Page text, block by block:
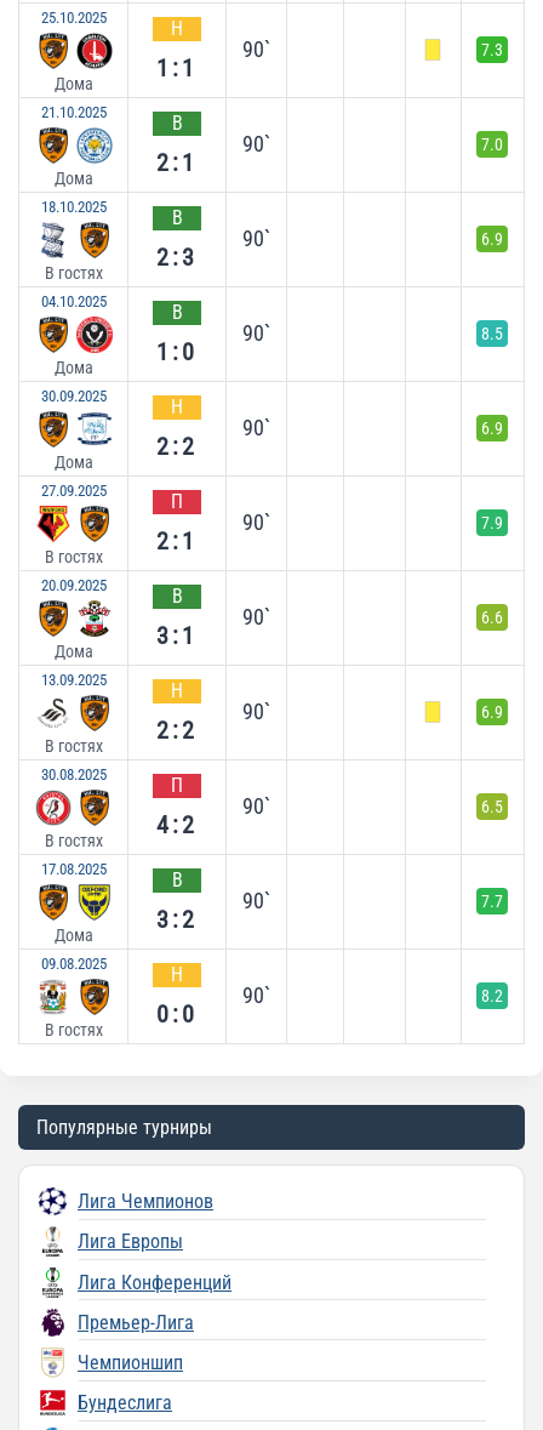
25.10.2025
Дома
Н
1:1
90` 7.3
21.10.2025
Дома
В
2:1
90` 7.0
18.10.2025
В гостях
В
2:3
90` 6.9
04.10.2025
Дома
В
1:0
90` 8.5
30.09.2025
Дома
Н
2:2
90` 6.9
27.09.2025
В гостях
П
2:1
90` 7.9
20.09.2025
Дома
В
3:1
90` 6.6
13.09.2025
В гостях
Н
2:2
90` 6.9
30.08.2025
В гостях
П
4:2
90` 6.5
17.08.2025
Дома
В
3:2
90` 7.7
09.08.2025
В гостях
Н
0:0
90` 8.2
Популярные турниры
Лига Чемпионов
Лига Европы
Лига Конференций
Премьер-Лига
Чемпионшип
Бундеслига